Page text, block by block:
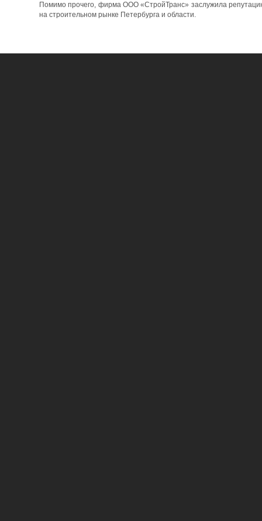
Помимо прочего, фирма ООО «СтройТранс» заслужила
на строительном рынке Петербурга и области.